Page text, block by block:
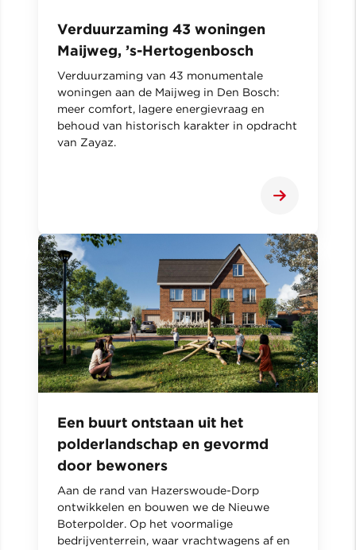
Verduurzaming 43 woningen
Maijweg, ’s-Hertogenbosch
Verduurzaming van 43 monumentale
woningen aan de Maijweg in Den Bosch:
meer comfort, lagere energievraag en
behoud van historisch karakter in opdracht
van Zayaz.
Een buurt ontstaan uit het
polderlandschap en gevormd
door bewoners
Aan de rand van Hazerswoude-Dorp
ontwikkelen en bouwen we de Nieuwe
Boterpolder. Op het voormalige
bedrijventerrein, waar vrachtwagens af en